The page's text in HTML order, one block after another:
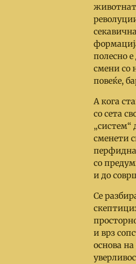
полесно
смени со
повеќе,
А кога
со сета
„систем“
сменети
перфидна
со
и до
Се
и врз
основа